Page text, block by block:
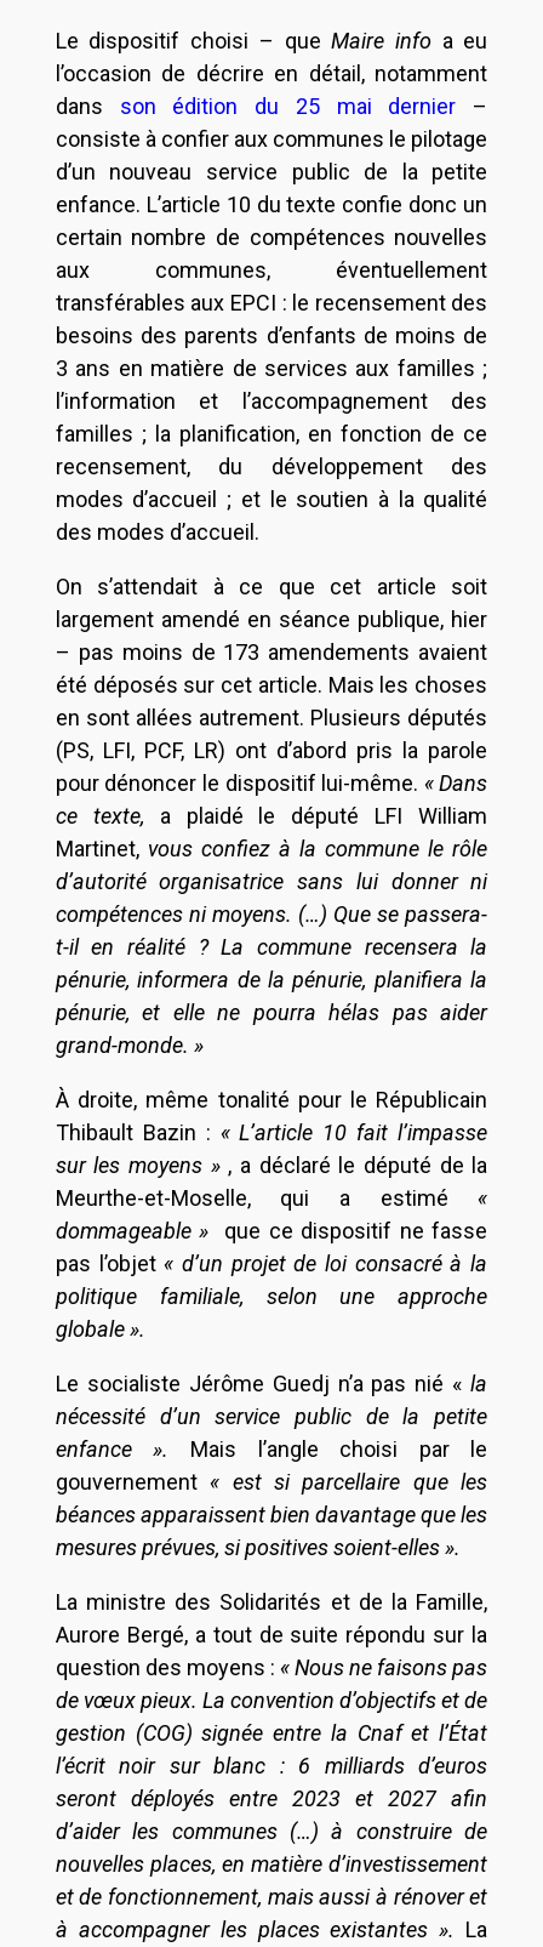
Le dispositif choisi – queMaire infoa eu
l’occasion de décrire en détail, notamment
dans son édition du 25 mai dernier –
consiste à confier aux communes le pilotage
d’un nouveau service public de la petite
enfance. L’article 10 du texte confie donc un
certain nombre de compétences nouvelles
aux communes, éventuellement
transférables aux EPCI : le recensement des
besoins des parents d’enfants de moins de
3 ans en matière de services aux familles ;
l’information et l’accompagnement des
familles ; la planification, en fonction de ce
recensement, du développement des
modes d’accueil ; et le soutien à la qualité
des modes d’accueil.
On s’attendait à ce que cet article soit
largement amendé en séance publique, hier
– pas moins de 173 amendements avaient
été déposés sur cet article. Mais les choses
en sont allées autrement. Plusieurs députés
(PS, LFI, PCF, LR) ont d’abord pris la parole
pour dénoncer le dispositif lui-même. « Dans
ce texte, a plaidé le député LFI William
Martinet, vous confiez à la commune le rôle
d’autorité organisatrice sans lui donner ni
compétences ni moyens. (…) Que se passera-
t-il en réalité ? La commune recensera la
pénurie, informera de la pénurie, planifiera la
pénurie, et elle ne pourra hélas pas aider
grand-monde. »
À droite, même tonalité pour le Républicain
Thibault Bazin : « L’article 10 fait l’impasse
sur les moyens » , a déclaré le député de la
Meurthe-et-Moselle, qui a estimé «
dommageable »
que ce dispositif ne fasse
pas l’objet « d’un projet de loi consacré à la
politique familiale, selon une approche
globale ».
Le socialiste Jérôme Guedj n’a pas nié « la
nécessité d’un service public de la petite
enfance ». Mais l’angle choisi par le
gouvernement « est si parcellaire que les
béances apparaissent bien davantage que les
mesures prévues, si positives soient-elles ».
La ministre des Solidarités et de la Famille,
Aurore Bergé, a tout de suite répondu sur la
question des moyens : « Nous ne faisons pas
de vœux pieux. La convention d’objectifs et de
gestion (COG) signée entre la Cnaf et l’État
l’écrit noir sur blanc : 6 milliards d’euros
seront déployés entre 2023 et 2027 afin
d’aider les communes (…) à construire de
nouvelles places, en matière d’investissement
et de fonctionnement, mais aussi à rénover et
à accompagner les places existantes ». La